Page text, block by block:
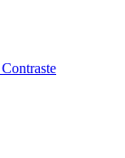
Contraste